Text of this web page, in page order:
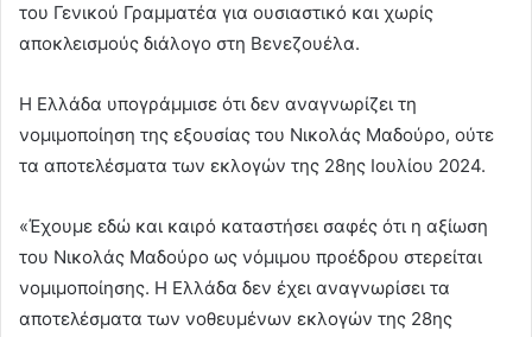
του Γενικού Γραμματέα για ουσιαστικό και χωρίς
αποκλεισμούς διάλογο στη Βενεζουέλα.
Η Ελλάδα υπογράμμισε ότι δεν αναγνωρίζει τη
νομιμοποίηση της εξουσίας του Νικολάς Μαδούρο, ούτε
τα αποτελέσματα των εκλογών της 28ης Ιουλίου 2024.
«Έχουμε εδώ και καιρό καταστήσει σαφές ότι η αξίωση
του Νικολάς Μαδούρο ως νόμιμου προέδρου στερείται
νομιμοποίησης. Η Ελλάδα δεν έχει αναγνωρίσει τα
αποτελέσματα των νοθευμένων εκλογών της 28ης